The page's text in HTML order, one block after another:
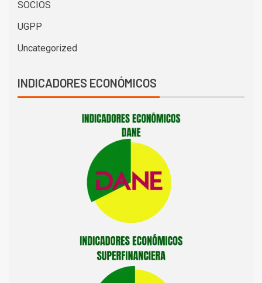
SOCIOS
UGPP
Uncategorized
INDICADORES ECONÓMICOS